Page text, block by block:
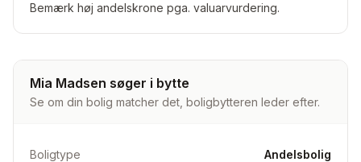
Bemærk høj andelskrone pga. valuarvurdering.
Mia Madsen søger i bytte
Se om din bolig matcher det, boligbytteren leder efter.
Boligtype Andelsbolig